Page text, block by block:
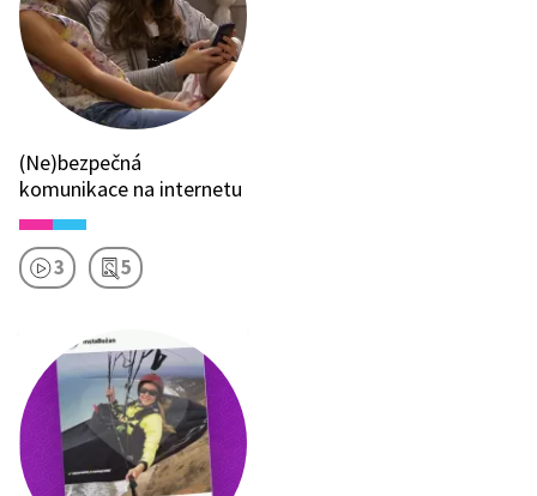
(Ne)bezpečná
komunikace na internetu
3 5